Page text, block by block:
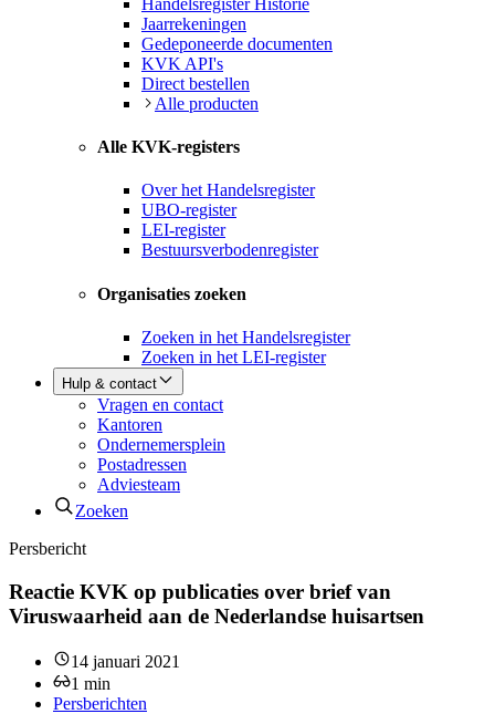
Jaarrekeningen
Gedeponeerde documenten
KVK API's
Direct bestellen
Alle producten
Alle KVK-registers
Over het Handelsregister
UBO-register
LEI-register
Bestuursverbodenregister
Organisaties zoeken
Zoeken in het Handelsregister
Zoeken in het LEI-register
Hulp & contact
Vragen en contact
Kantoren
Ondernemersplein
Postadressen
Adviesteam
Zoeken
Persbericht
Reactie KVK op publicaties over brief van
Viruswaarheid aan de Nederlandse huisartsen
14 januari 2021
1 min
Persberichten